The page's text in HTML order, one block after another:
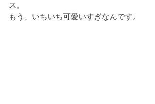
ス。
もう、いちいち可愛いすぎなんです。